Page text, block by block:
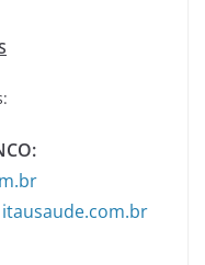
itausaude.com.br